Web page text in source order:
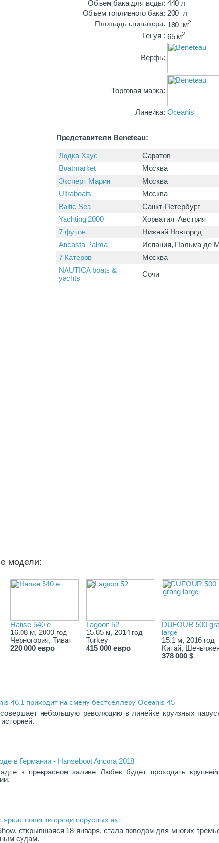
Объем бака для воды: 440 л
Объем топливного бака: 200 л
Площадь спинакера: 180 м2
Генуя : 65 м2
Верфь:
Торговая марка:
Линейка: Oceanis
Представители Beneteau:
Лодка Хаус
Саратов
Boatmarket
Москва
Эксперт Марин
Москва
Ultraboats
Москва
Baltic Sea
Санкт-Петербург
Yachting 2000
Хорватия, Австрия
7 футов
Нижний Новгород
Ancasta Palma
Испания, Пальма де
7 Катеров
Москва
NAUTICA boats &
yachts
Сочи
модели:
Hanse 540 e
16.08 м, 2009 год
Черногория, Тиват
220 000 евро
Lagoon 52
15.85 м, 2014 год
Turkey
415 000 евро
DUFOUR 500
large
15.1 м, 2016 год
Китай,
378 000 $
46.1 приходит на смену бестселлеру Oceanis 45
небольшую революцию в линейке круизных
в Германии - Hanseboot Ancora 2018
в прекрасном заливе Любек будет проходить
новинки среди парусных яхт
открывшаяся 18 января, стала поводом для многих
судам.